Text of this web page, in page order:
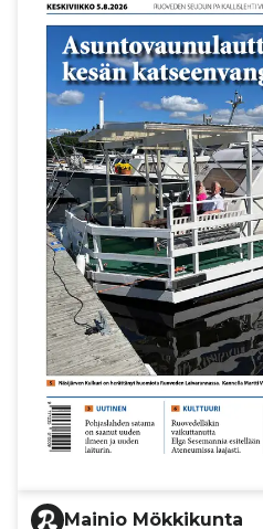
Mainio Mökkikunta